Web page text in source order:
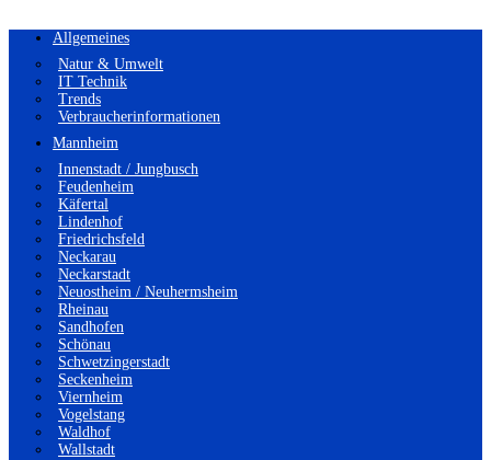
Allgemeines
Natur & Umwelt
IT Technik
Trends
Verbraucherinformationen
Mannheim
Innenstadt / Jungbusch
Feudenheim
Käfertal
Lindenhof
Friedrichsfeld
Neckarau
Neckarstadt
Neuostheim / Neuhermsheim
Rheinau
Sandhofen
Schönau
Schwetzingerstadt
Seckenheim
Viernheim
Vogelstang
Waldhof
Wallstadt